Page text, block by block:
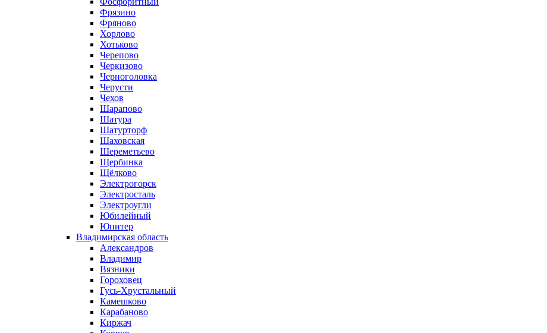
Фрязино
Фряново
Хорлово
Хотьково
Черепово
Черкизово
Черноголовка
Черусти
Чехов
Шарапово
Шатура
Шатурторф
Шаховская
Шереметьево
Щербинка
Щёлково
Электрогорск
Электросталь
Электроугли
Юбилейный
Юпитер
Владимирская область
Александров
Владимир
Вязники
Гороховец
Гусь-Хрустальный
Камешково
Карабаново
Киржач